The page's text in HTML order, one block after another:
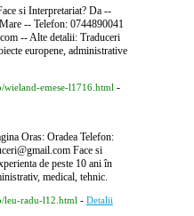
si Interpretariat? Da --
-- Telefon: 0744890041
-- Alte detalii: Traduceri
europene, administrative
emese-l1716.html-
Oras: Oradea Telefon:
Face si
de peste 10 ani în
medical, tehnic.
leu-radu-l12.html- Detalii